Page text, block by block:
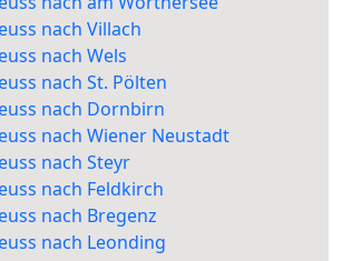
nach Villach
nach Wels
nach St. Pölten
nach Dornbirn
nach Wiener Neustadt
nach Steyr
nach Feldkirch
nach Bregenz
nach Leonding